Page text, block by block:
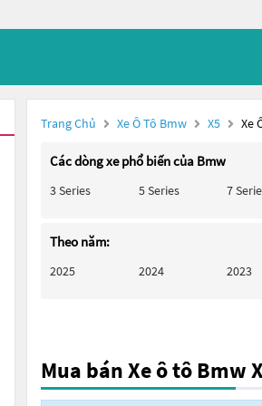
Trang Chủ Xe Ô Tô Bmw X5 Xe
Các dòng xe phổ biến của Bmw
3 Series 5 Series 7
Theo năm:
2025 2024 2023
Mua bán Xe ô tô Bmw